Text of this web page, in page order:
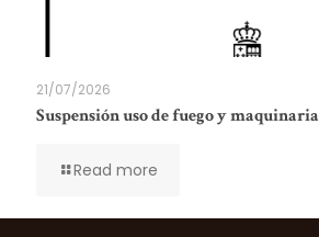
21/07/2026
Suspensión uso de fuego y maquinaria
Read more